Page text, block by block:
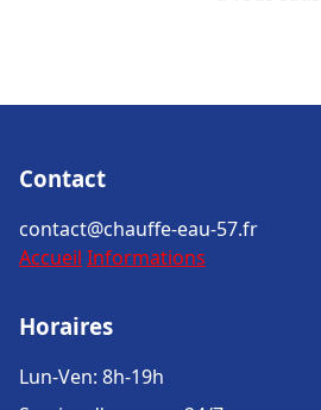
Contact
contact@chauffe-eau-57.fr
Accueil Informations
Horaires
Lun-Ven: 8h-19h